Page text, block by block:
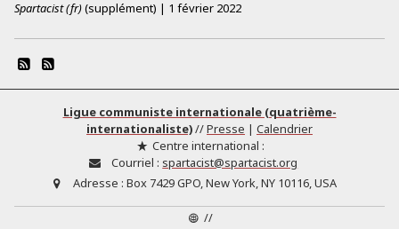
Spartacist (fr)(supplément) | 1 février 2022
Ligue communiste internationale (quatrième-
internationaliste)//Presse | Calendrier
Centre international :
Courriel : spartacist@spartacist.org
Adresse : Box 7429 GPO, New York, NY 10116, USA
//